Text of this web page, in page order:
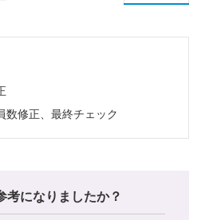
修正、最終チェック
考になりましたか？